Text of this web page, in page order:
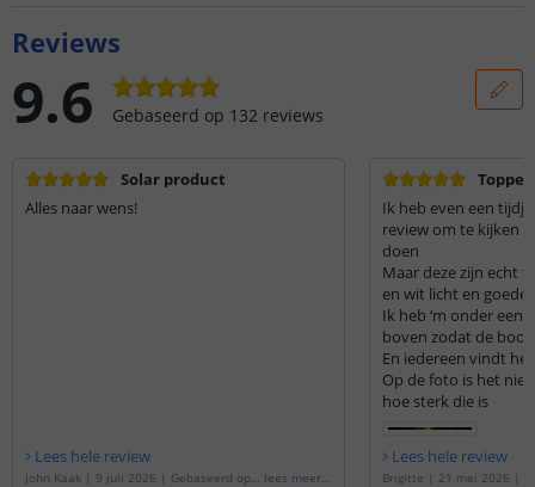
Reviews
9.6 Gebaseerd op 132 reviews
Solar product
Alles naar wens!
Lees hele review
John Kaak | 9 juli 2026 | Gebaseerd op d lees meer...
Topper
Ik heb even een
review om te kijken
doen
Maar deze zijn echt
en wit licht en goede
Ik heb ‘m onder een
boven zodat de
En iedereen vindt
Op de foto is het
hoe sterk die is
Lees hele review
Brigitte | 21 mei 2026 |